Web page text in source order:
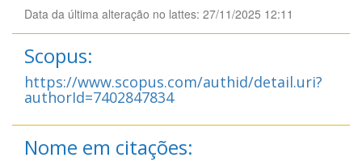
Data da última alteração no lattes: 27/11/2025 12:11
Scopus:
https://www.scopus.com/authid/detail.uri?
authorId=7402847834
Nome em citações: